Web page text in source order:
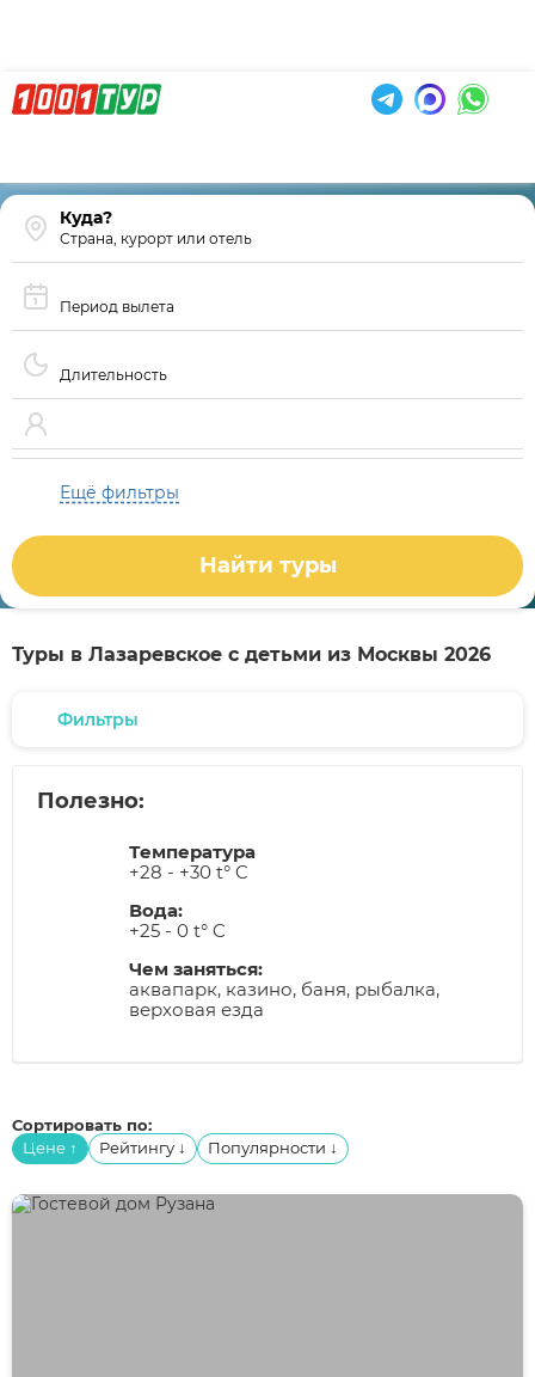
Страна, курорт или отель
Период вылета
Длительность
Ещё фильтры
Найти туры
Туры в Лазаревское с детьми из Москвы 2026
Фильтры
Полезно:
Температура
+28 - +30 t° C
Вода:
+25 - 0 t° C
Чем заняться:
аквапарк, казино, баня, рыбалка,
верховая езда
Сортировать по:
Цене ↑ Рейтингу ↓ Популярности ↓